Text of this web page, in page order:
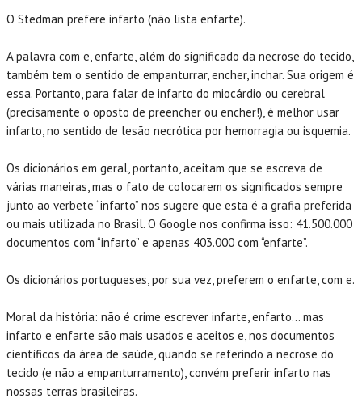
O QUE OS CLIENTES FALAM
CONTATE-NOS
O Stedman prefere infarto (não lista enfarte).
A palavra com e, enfarte, além do significado da necrose do tecido,
também tem o sentido de empanturrar, encher, inchar. Sua origem é
essa. Portanto, para falar de infarto do miocárdio ou cerebral
(precisamente o oposto de preencher ou encher!), é melhor usar
infarto, no sentido de lesão necrótica por hemorragia ou isquemia.
Os dicionários em geral, portanto, aceitam que se escreva de
várias maneiras, mas o fato de colocarem os significados sempre
junto ao verbete “infarto” nos sugere que esta é a grafia preferida
ou mais utilizada no Brasil. O Google nos confirma isso: 41.500.000
documentos com “infarto” e apenas 403.000 com “enfarte”.
Os dicionários portugueses, por sua vez, preferem o enfarte, com e.
Moral da história: não é crime escrever infarte, enfarto… mas
infarto e enfarte são mais usados e aceitos e, nos documentos
científicos da área de saúde, quando se referindo a necrose do
tecido (e não a empanturramento), convém preferir infarto nas
nossas terras brasileiras.